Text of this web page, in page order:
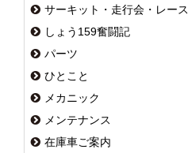
サーキット・走行会・レース
しょう159奮闘記
パーツ
ひとこと
メカニック
メンテナンス
在庫車ご案内